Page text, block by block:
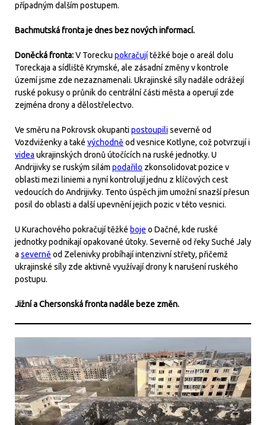
případným dalším postupem.
Bachmutská fronta je dnes bez nových informací.
Doněcká fronta:V Torecku pokračujítěžké boje o areál dolu
Toreckaja a sídliště Krymské, ale zásadní změny v kontrole
území jsme zde nezaznamenali. Ukrajinské síly nadále odrážejí
ruské pokusy o průnik do centrální části města a operují zde
zejména drony a dělostřelectvo.
Ve směru na Pokrovsk okupantipostoupiliseverně od
Vozdviženky a také východně od vesnice Kotlyne, což potvrzují i
videa ukrajinských dronů útočících na ruské jednotky. U
Andrijivky se ruským silám podařilo zkonsolidovat pozice v
oblasti mezi liniemi a nyní kontrolují jednu z klíčových cest
vedoucích do Andrijivky. Tento úspěch jim umožní snazší přesun
posil do oblasti a další upevnění jejich pozic v této vesnici.
U Kurachového pokračují těžké boje o Dačné, kde ruské
jednotky podnikají opakované útoky. Severně od řeky Suché Jaly
a severně od Zelenivky probíhají intenzivní střety, přičemž
ukrajinské síly zde aktivně využívají drony k narušení ruského
postupu.
Jižní a Chersonská fronta nadále beze změn.